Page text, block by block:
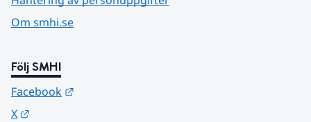
Om smhi.se
Följ SMHI
Facebook
X